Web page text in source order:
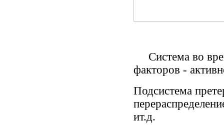
Система во
факторов -
Подсистема
ит.д.